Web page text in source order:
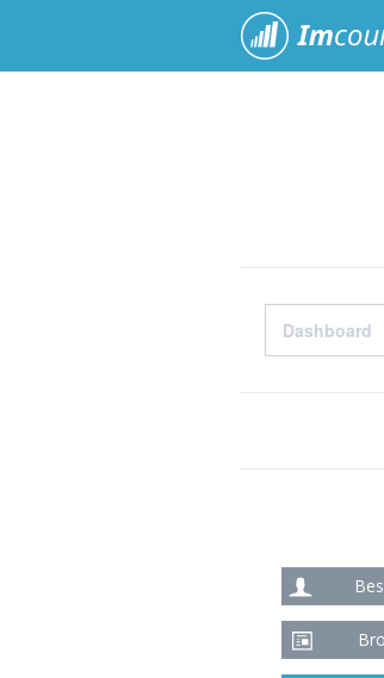
Dashboard